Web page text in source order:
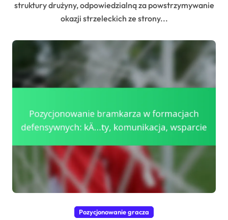
struktury drużyny, odpowiedzialną za powstrzymywanie
okazji strzeleckich ze strony...
Pozycjonowanie gracza